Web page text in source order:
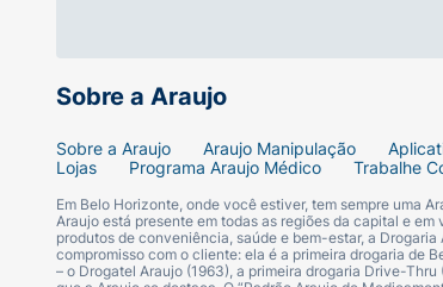
Sobre a Araujo
Sobre a Araujo Araujo Manipulação
Lojas
Programa Araujo Médico Trabalhe
Em Belo Horizonte, onde você estiver, tem sempre uma
Araujo está presente em todas as regiões da capital e
produtos de conveniência, saúde e bem-estar, a
compromisso com o cliente: ela é a primeira drogaria de
– o Drogatel Araujo (1963), a primeira drogaria Drive-